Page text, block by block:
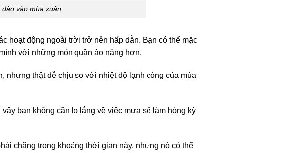
đào vào mùa xuân
hoạt động ngoài trời trở nên hấp dẫn. Bạn có thể mặc
với những món quần áo nặng hơn.
nhưng thật dễ chịu so với nhiệt độ lạnh cóng của mùa
bạn không cần lo lắng về việc mưa sẽ làm hỏng kỳ
chăng trong khoảng thời gian này, nhưng nó có thể